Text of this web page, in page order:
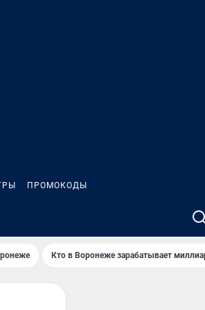
ПРОМОКОДЫ
Кто в Воронеже зарабатывает